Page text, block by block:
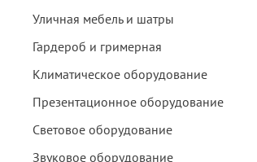
Уличная мебель и шатры
Гардероб и гримерная
Климатическое оборудование
Презентационное оборудование
Световое оборудование
Звуковое оборудование